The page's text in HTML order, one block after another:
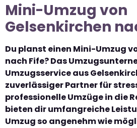
Mini-Umzug von
Gelsenkirchen
Du planst einen Mini-Umzug
nach Fife? Das
Umzugsservice aus
zuverlässiger Partner für
professionelle Umzüge in die
bieten dir umfangreiche
Umzug so angenehm wie